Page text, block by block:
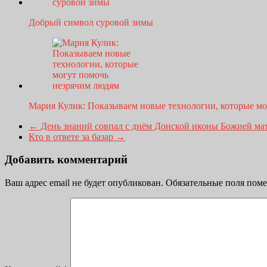
Добрый символ суровой зимы
Мария Кулик: Показываем новые технологии, которые
← День знаний совпал с днём Донской иконы Божией
Кто в ответе за базар →
Добавить комментарий
Ваш адрес email не будет опубликован. Обязательные поля